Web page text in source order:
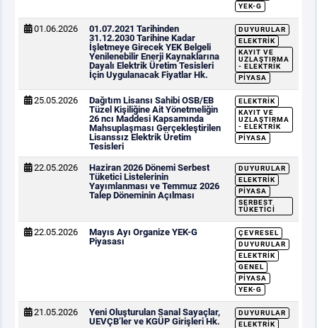
YEK-G
01.06.2026
01.07.2021 Tarihinden
31.12.2030 Tarihine Kadar
İşletmeye Girecek YEK Belgeli
Yenilenebilir Enerji Kaynaklarına
Dayalı Elektrik Üretim Tesisleri
İçin Uygulanacak Fiyatlar Hk.
DUYURULAR
ELEKTRIK
KAYIT VE
UZLAŞTIRMA
- ELEKTRIK
PIYASA
25.05.2026
Dağıtım Lisansı Sahibi OSB/EB
Tüzel Kişiliğine Ait Yönetmeliğin
26 ncı Maddesi Kapsamında
Mahsuplaşması Gerçekleştirilen
Lisanssız Elektrik Üretim
Tesisleri
ELEKTRIK
KAYIT VE
UZLAŞTIRMA
- ELEKTRIK
PIYASA
22.05.2026
Haziran 2026 Dönemi Serbest
Tüketici Listelerinin
Yayımlanması ve Temmuz 2026
Talep Döneminin Açılması
DUYURULAR
ELEKTRIK
PIYASA
SERBEST
TÜKETICI
22.05.2026
Mayıs Ayı Organize YEK-G
Piyasası
ÇEVRESEL
DUYURULAR
ELEKTRIK
GENEL
PIYASA
YEK-G
21.05.2026
Yeni Oluşturulan Sanal Sayaçlar,
UEVÇB’ler ve KGÜP Girişleri Hk.
DUYURULAR
ELEKTRIK